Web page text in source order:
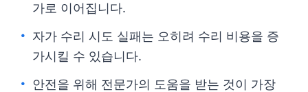
가로 이어집니다.
자가 수리 시도 실패는 오히려 수리 비용을 증
가시킬 수 있습니다.
안전을 위해 전문가의 도움을 받는 것이 가장